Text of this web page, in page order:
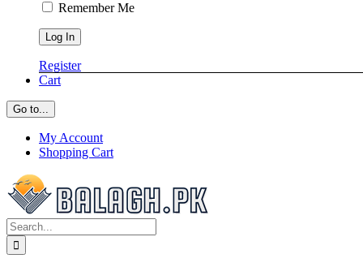
Remember Me
Register
Cart
Go to...
My Account
Shopping Cart
Search
for: